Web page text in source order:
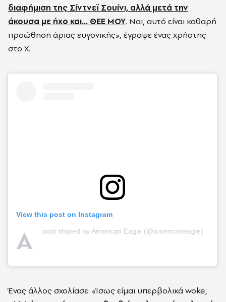
διαφήμιση της Σίντνεϊ Σουίνι, αλλά μετά την
άκουσα με ήχο και… ΘΕΕ ΜΟΥ. Ναι, αυτό είναι καθαρή
προώθηση άριας ευγονικής», έγραψε ένας χρήστης
στο X.
View this post on Instagram
A post shared by American Eagle (@americaneagle)
Ένας άλλος σχολίασε: «Ίσως είμαι υπερβολικά woke,